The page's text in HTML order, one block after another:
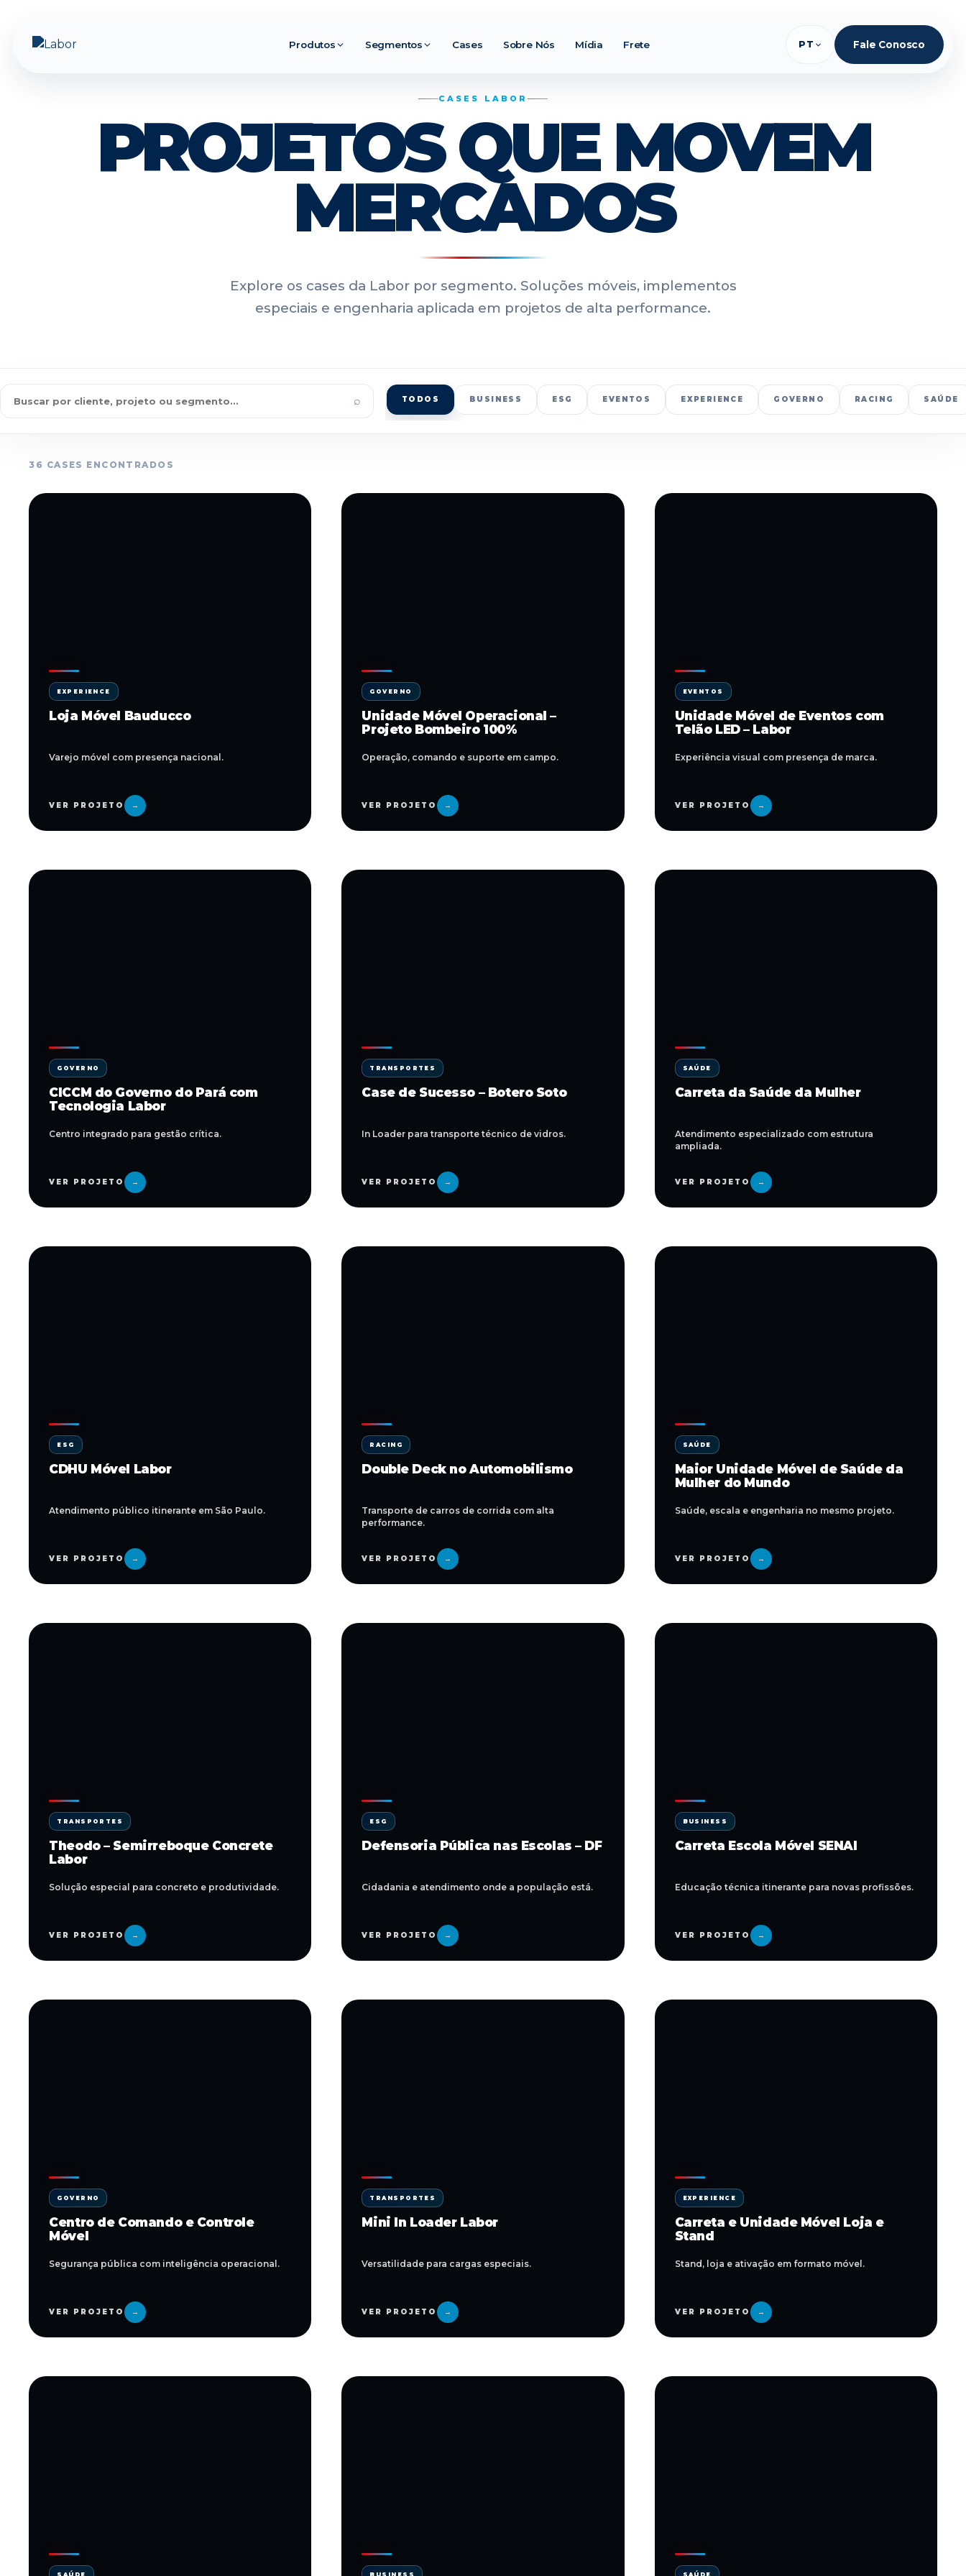
Produtos Segmentos Cases Sobre Nós Mídia Frete PT Fale Conosco
CASES LABOR
PROJETOS QUE MOVEM
MERCADOS
Explore os cases da Labor por segmento. Soluções móveis, implementos
especiais e engenharia aplicada em projetos de alta performance.
⌕ TODOS BUSINESS ESG EVENTOS EXPERIENCE GOVERNO RACING SAÚDE
36 CASES ENCONTRADOS
EXPERIENCE
Loja Móvel Bauducco
Varejo móvel com presença nacional.
VER PROJETO →
GOVERNO
Unidade Móvel Operacional –
Projeto Bombeiro 100%
Operação, comando e suporte em campo.
VER PROJETO →
EVENTOS
Unidade Móvel de Eventos com
Telão LED – Labor
Experiência visual com presença de marca.
VER PROJETO →
GOVERNO
CICCM do Governo do Pará com
Tecnologia Labor
Centro integrado para gestão crítica.
VER PROJETO →
TRANSPORTES
Case de Sucesso – Botero Soto
In Loader para transporte técnico de vidros.
VER PROJETO →
SAÚDE
Carreta da Saúde da Mulher
Atendimento especializado com estrutura
ampliada.
VER PROJETO →
ESG
CDHU Móvel Labor
Atendimento público itinerante em São Paulo.
VER PROJETO →
RACING
Double Deck no Automobilismo
Transporte de carros de corrida com alta
performance.
VER PROJETO →
SAÚDE
Maior Unidade Móvel de Saúde da
Mulher do Mundo
Saúde, escala e engenharia no mesmo projeto.
VER PROJETO →
TRANSPORTES
Theodo – Semirreboque Concrete
Labor
Solução especial para concreto e produtividade.
VER PROJETO →
ESG
Defensoria Pública nas Escolas – DF
Cidadania e atendimento onde a população está.
VER PROJETO →
BUSINESS
Carreta Escola Móvel SENAI
Educação técnica itinerante para novas profissões.
VER PROJETO →
GOVERNO
Centro de Comando e Controle
Móvel
Segurança pública com inteligência operacional.
VER PROJETO →
TRANSPORTES
Mini In Loader Labor
Versatilidade para cargas especiais.
VER PROJETO →
EXPERIENCE
Carreta e Unidade Móvel Loja e
Stand
Stand, loja e ativação em formato móvel.
VER PROJETO →
SAÚDE BUSINESS SAÚDE